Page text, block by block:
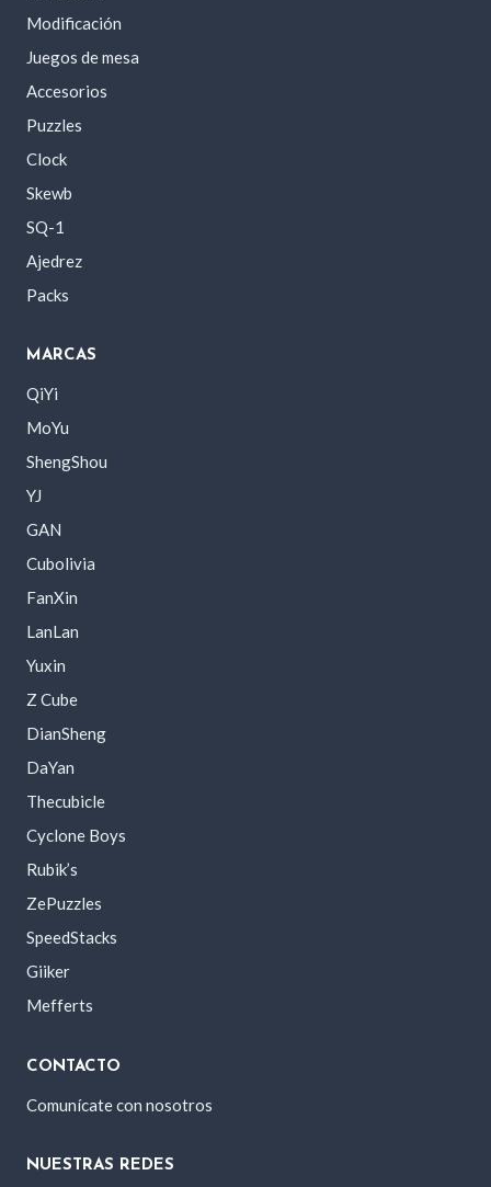
Modificación
Juegos de mesa
Accesorios
Puzzles
Clock
Skewb
SQ-1
Ajedrez
Packs
MARCAS
QiYi
MoYu
ShengShou
YJ
GAN
Cubolivia
FanXin
LanLan
Yuxin
Z Cube
DianSheng
DaYan
Thecubicle
Cyclone Boys
Rubik’s
ZePuzzles
SpeedStacks
Giiker
Mefferts
CONTACTO
Comunícate con nosotros
NUESTRAS REDES